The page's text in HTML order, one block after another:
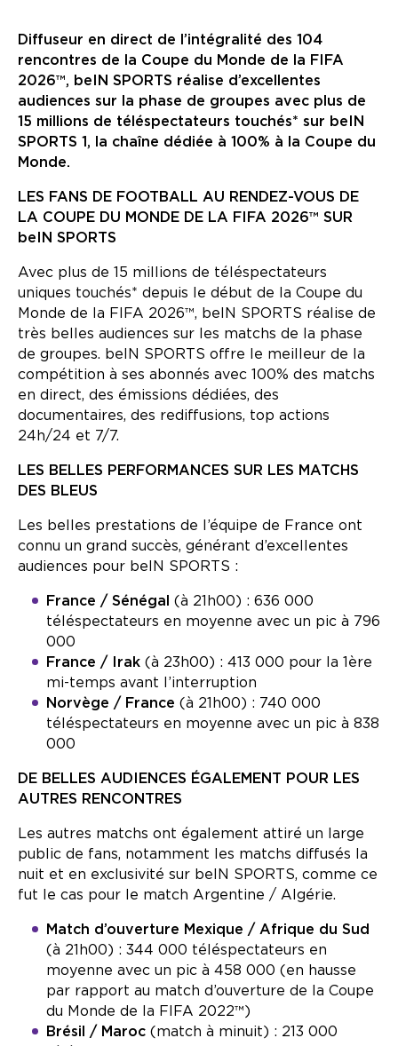
Diffuseur en direct de l’intégralité des 104
rencontres de la Coupe du Monde de la FIFA
2026™, beIN SPORTS réalise d’excellentes
audiences sur la phase de groupes avec plus de
15 millions de téléspectateurs touchés* sur beIN
SPORTS 1, la chaîne dédiée à 100% à la Coupe du
Monde.
LES FANS DE FOOTBALL AU RENDEZ-VOUS DE
LA COUPE DU MONDE DE LA FIFA 2026™ SUR
beIN SPORTS
Avec plus de 15 millions de téléspectateurs
uniques touchés* depuis le début de la Coupe du
Monde de la FIFA 2026™, beIN SPORTS réalise de
très belles audiences sur les matchs de la phase
de groupes. beIN SPORTS offre le meilleur de la
compétition à ses abonnés avec 100% des matchs
en direct, des émissions dédiées, des
documentaires, des rediffusions, top actions
24h/24 et 7/7.
LES BELLES PERFORMANCES SUR LES MATCHS
DES BLEUS
Les belles prestations de l’équipe de France ont
connu un grand succès, générant d’excellentes
audiences pour beIN SPORTS :
France / Sénégal (à 21h00) : 636 000
téléspectateurs en moyenne avec un pic à 796
000
France / Irak (à 23h00) : 413 000 pour la 1ère
mi-temps avant l’interruption
Norvège / France (à 21h00) : 740 000
téléspectateurs en moyenne avec un pic à 838
000
DE BELLES AUDIENCES ÉGALEMENT POUR LES
AUTRES RENCONTRES
Les autres matchs ont également attiré un large
public de fans, notamment les matchs diffusés la
nuit et en exclusivité sur beIN SPORTS, comme ce
fut le cas pour le match Argentine / Algérie.
Match d’ouverture Mexique / Afrique du Sud
(à 21h00) : 344 000 téléspectateurs en
moyenne avec un pic à 458 000 (en hausse
par rapport au match d’ouverture de la Coupe
du Monde de la FIFA 2022™)
Brésil / Maroc (match à minuit) : 213 000